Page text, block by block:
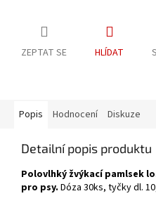
ZEPTAT SE HLÍDAT
Popis Hodnocení Diskuze
Detailní popis produktu
Polovlhký žvýkací pamlsek
pro psy. Dóza 30ks, tyčky dl.